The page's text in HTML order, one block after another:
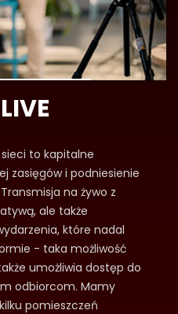
to kapitalne
zasięgów i podniesienie
na żywo z
ale także
które nadal
- taka możliwość
umożliwia dostęp do
odbiorcom. Mamy
pomieszczeń